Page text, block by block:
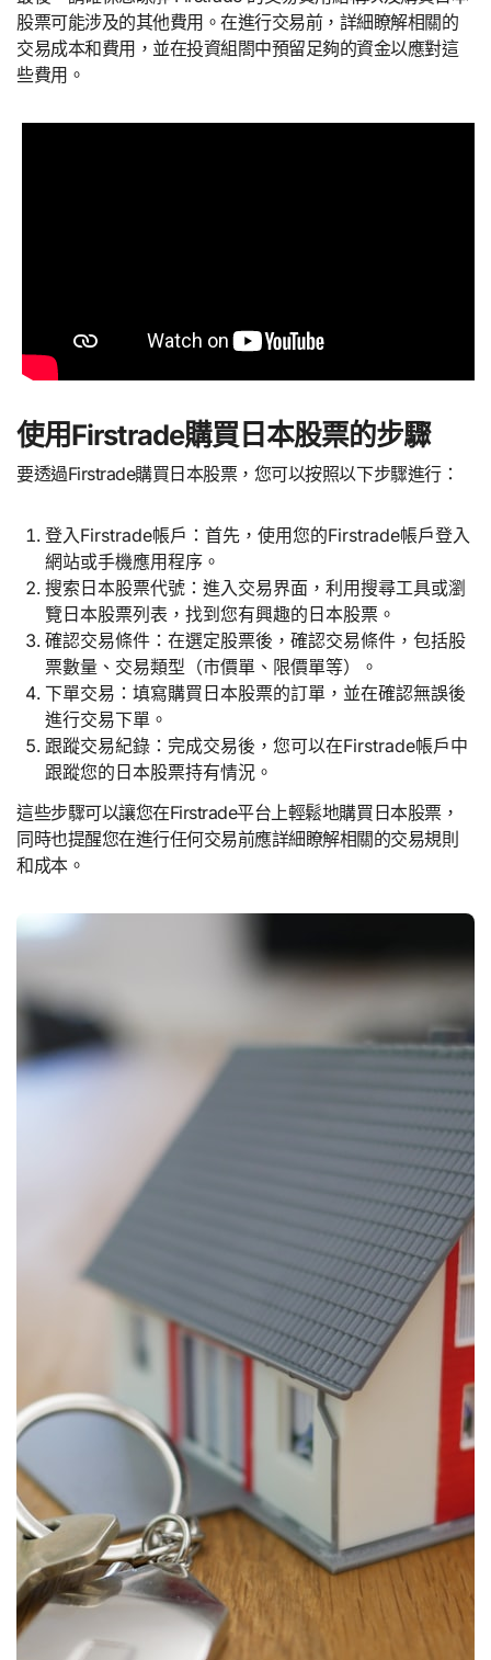
股票可能涉及的其他費用。在進行交易前，詳細瞭解相關的
交易成本和費用，並在投資組閤中預留足夠的資金以應對這
些費用。
使用Firstrade購買日本股票的步驟
要透過Firstrade購買日本股票，您可以按照以下步驟進行：
登入Firstrade帳戶：首先，使用您的Firstrade帳戶登入
網站或手機應用程序。
搜索日本股票代號：進入交易界面，利用搜尋工具或瀏
覽日本股票列表，找到您有興趣的日本股票。
確認交易條件：在選定股票後，確認交易條件，包括股
票數量、交易類型（市價單、限價單等）。
下單交易：填寫購買日本股票的訂單，並在確認無誤後
進行交易下單。
跟蹤交易紀錄：完成交易後，您可以在Firstrade帳戶中
跟蹤您的日本股票持有情況。
這些步驟可以讓您在Firstrade平台上輕鬆地購買日本股票，
同時也提醒您在進行任何交易前應詳細瞭解相關的交易規則
和成本。